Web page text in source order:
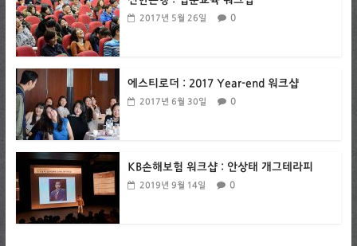
2017년 5월 26일 0
에스티로더 : 2017 Year-end 워크샵
2017년 6월 30일 0
KB손해보험 워크샵 : 안상태 개그테라피
2019년 9월 14일 0